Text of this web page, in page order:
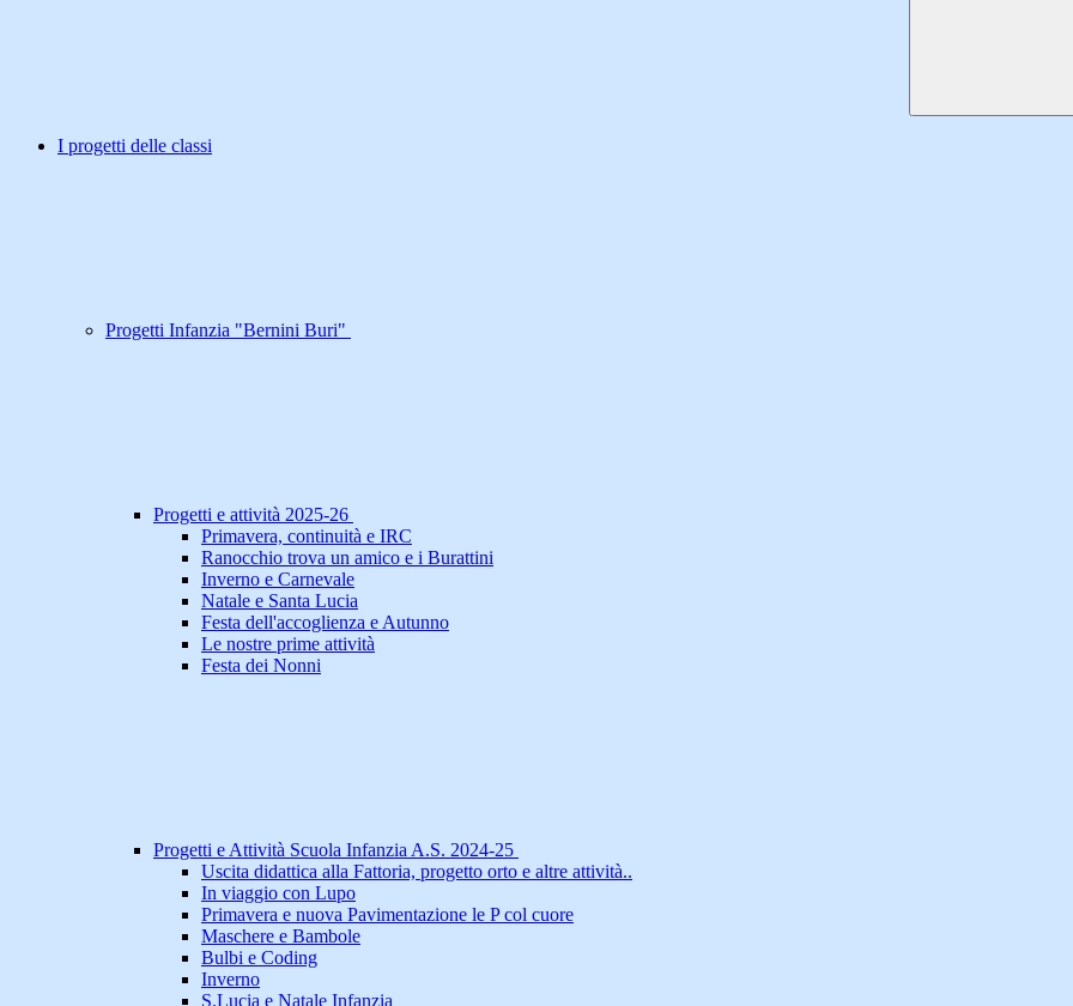
I progetti delle classi
Progetti Infanzia "Bernini Buri"
Progetti e attività 2025-26
Primavera, continuità e IRC
Ranocchio trova un amico e i Burattini
Inverno e Carnevale
Natale e Santa Lucia
Festa dell'accoglienza e Autunno
Le nostre prime attività
Festa dei Nonni
Progetti e Attività Scuola Infanzia A.S. 2024-25
Uscita didattica alla Fattoria, progetto orto e altre attività..
In viaggio con Lupo
Primavera e nuova Pavimentazione le P col cuore
Maschere e Bambole
Bulbi e Coding
Inverno
S.Lucia e Natale Infanzia